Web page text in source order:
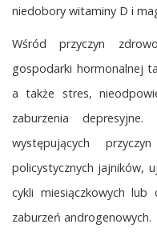
niedobory witaminy D i
Wśród przyczyn
gospodarki hormonalnej
a także stres,
zaburzenia
występujących
policystycznych jajników,
cykli miesiączkowych lub
zaburzeń androgenowych.